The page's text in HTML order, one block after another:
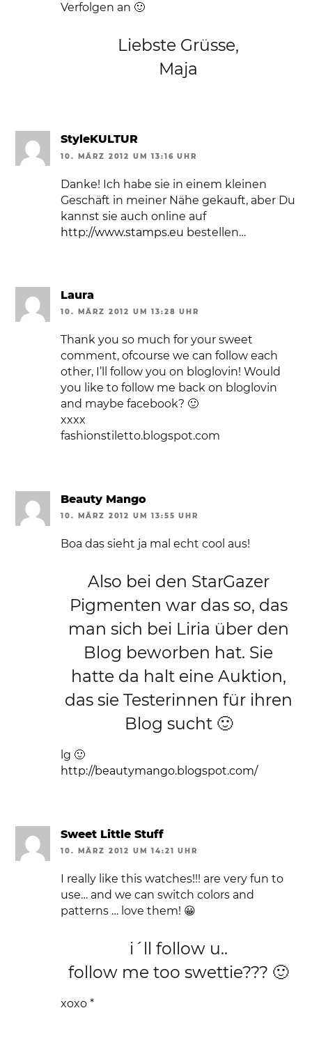
Verfolgen an 🙂
Liebste Grüsse,
Maja
StyleKULTUR
10. MÄRZ 2012 UM 13:16 UHR
Danke! Ich habe sie in einem kleinen
Geschäft in meiner Nähe gekauft, aber Du
kannst sie auch online auf
http://www.stamps.eu bestellen…
Laura
10. MÄRZ 2012 UM 13:28 UHR
Thank you so much for your sweet
comment, ofcourse we can follow each
other, I’ll follow you on bloglovin! Would
you like to follow me back on bloglovin
and maybe facebook? 🙂
xxxx
fashionstiletto.blogspot.com
Beauty Mango
10. MÄRZ 2012 UM 13:55 UHR
Boa das sieht ja mal echt cool aus!
Also bei den StarGazer
Pigmenten war das so, das
man sich bei Liria über den
Blog beworben hat. Sie
hatte da halt eine Auktion,
das sie Testerinnen für ihren
Blog sucht 🙂
lg 🙂
http://beautymango.blogspot.com/
Sweet Little Stuff
10. MÄRZ 2012 UM 14:21 UHR
I really like this watches!!! are very fun to
use… and we can switch colors and
patterns … love them! 😀
i´ll follow u..
follow me too swettie??? 🙂
xoxo *